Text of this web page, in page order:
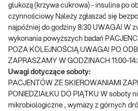
glukozą (krzywa cukrowa) - insulina po
czynnościowy Należy zgłaszać się
najpóźniej do godziny 8:30 UWAGA! W
wykonania powyższych badań
POZA KOLEJNOŚCIĄ UWAGA! PO
ZAPRASZAMY W GODZINACH 11:00-
Uwagi dotyczące soboty:
PACJENTÓW ZE SKIEROWANIAMI
PONIEDZIAŁKU DO PIĄTKU W soboty
mikrobiologiczne , wymazy z górnych